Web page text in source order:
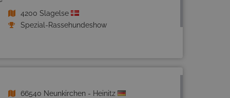
4200 Slagelse
Spezial-Rassehundeshow
66540 Neunkirchen - Heinitz